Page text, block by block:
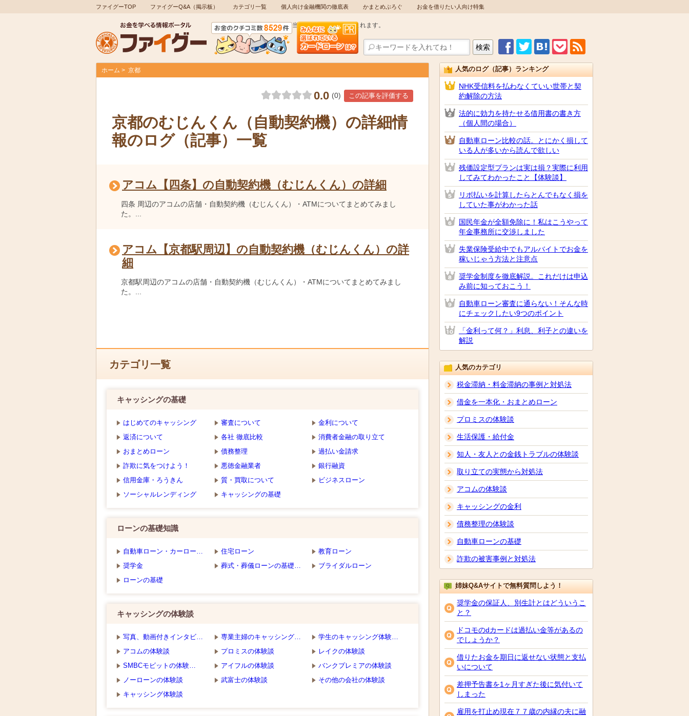
ファイグーTOP ファイグーQ&A（掲示板） カテゴリ一覧 個人向け金融機関の徹底表 かまとめぶろぐ お金を借りたい人向け特集
当サイトには広告が含まれます。
ホーム 京都
京都のむじんくん（自動契約機）の詳細情
報のログ（記事）一覧
0.0 (0) この記事を評価する
アコム【四条】の自動契約機（むじんくん）の詳細
四条 周辺のアコムの店舗・自動契約機（むじんくん）・ATMについてまとめてみまし
た。...
アコム【京都駅周辺】の自動契約機（むじんくん）の詳
細
京都駅周辺のアコムの店舗・自動契約機（むじんくん）・ATMについてまとめてみまし
た。...
カテゴリ一覧
キャッシングの基礎
はじめてのキャッシング 審査について
金利について
返済について
各社 徹底比較
消費者金融の取り立て
おまとめローン
債務整理
過払い金請求
詐欺に気をつけよう！
悪徳金融業者
銀行融資
信用金庫・ろうきん
質・買取について
ビジネスローン
ソーシャルレンディング
キャッシングの基礎
ローンの基礎知識
自動車ローン・カーロー… 住宅ローン
教育ローン
奨学金
葬式・葬儀ローンの基礎…
ブライダルローン
ローンの基礎
キャッシングの体験談
写真、動画付きインタビ… 専業主婦のキャッシング…
学生のキャッシング体験…
アコムの体験談
プロミスの体験談
レイクの体験談
SMBCモビットの体験…
アイフルの体験談
バンクプレミアの体験談
ノーローンの体験談
武富士の体験談
その他の会社の体験談
キャッシング体験談
人気のログ（記事）ランキング
NHK受信料を払わなくていい世帯と契
約解除の方法
法的に効力を持たせる借用書の書き方
（個人間の場合）
自動車ローン比較の話。とにかく損して
いる人が多いから読んで欲しい
残価設定型プランは実は損？実際に利用
してみてわかったこと【体験談】
リボ払いを計算したらとんでもなく損を
していた事がわかった話
国民年金が全額免除に！私はこうやって
年金事務所に交渉しました
失業保険受給中でもアルバイトでお金を
稼いじゃう方法と注意点
奨学金制度を徹底解説。これだけは申込
み前に知っておこう！
自動車ローン審査に通らない！そんな時
にチェックしたい9つのポイント
「金利って何？」利息、利子との違いを
解説
人気のカテゴリ
税金滞納・料金滞納の事例と対処法
借金を一本化・おまとめローン
プロミスの体験談
生活保護・給付金
知人・友人との金銭トラブルの体験談
取り立ての実態から対処法
アコムの体験談
キャッシングの金利
債務整理の体験談
自動車ローンの基礎
詐欺の被害事例と対処法
姉妹Q&Aサイトで無料質問しよう！
奨学金の保証人、別生計とはどういうこ
と？
ドコモのdカードは過払い金等があるの
でしょうか？
借りたお金を期日に返せない状態と支払
いについて
差押予告書を1ヶ月すぎた後に気付いて
しまった
雇用を打止め現在７７歳の内縁の夫に融